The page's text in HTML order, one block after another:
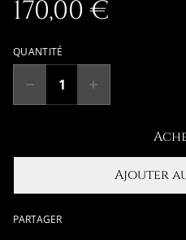
170,00 €
QUANTITÉ
Ajouter
PARTAGER